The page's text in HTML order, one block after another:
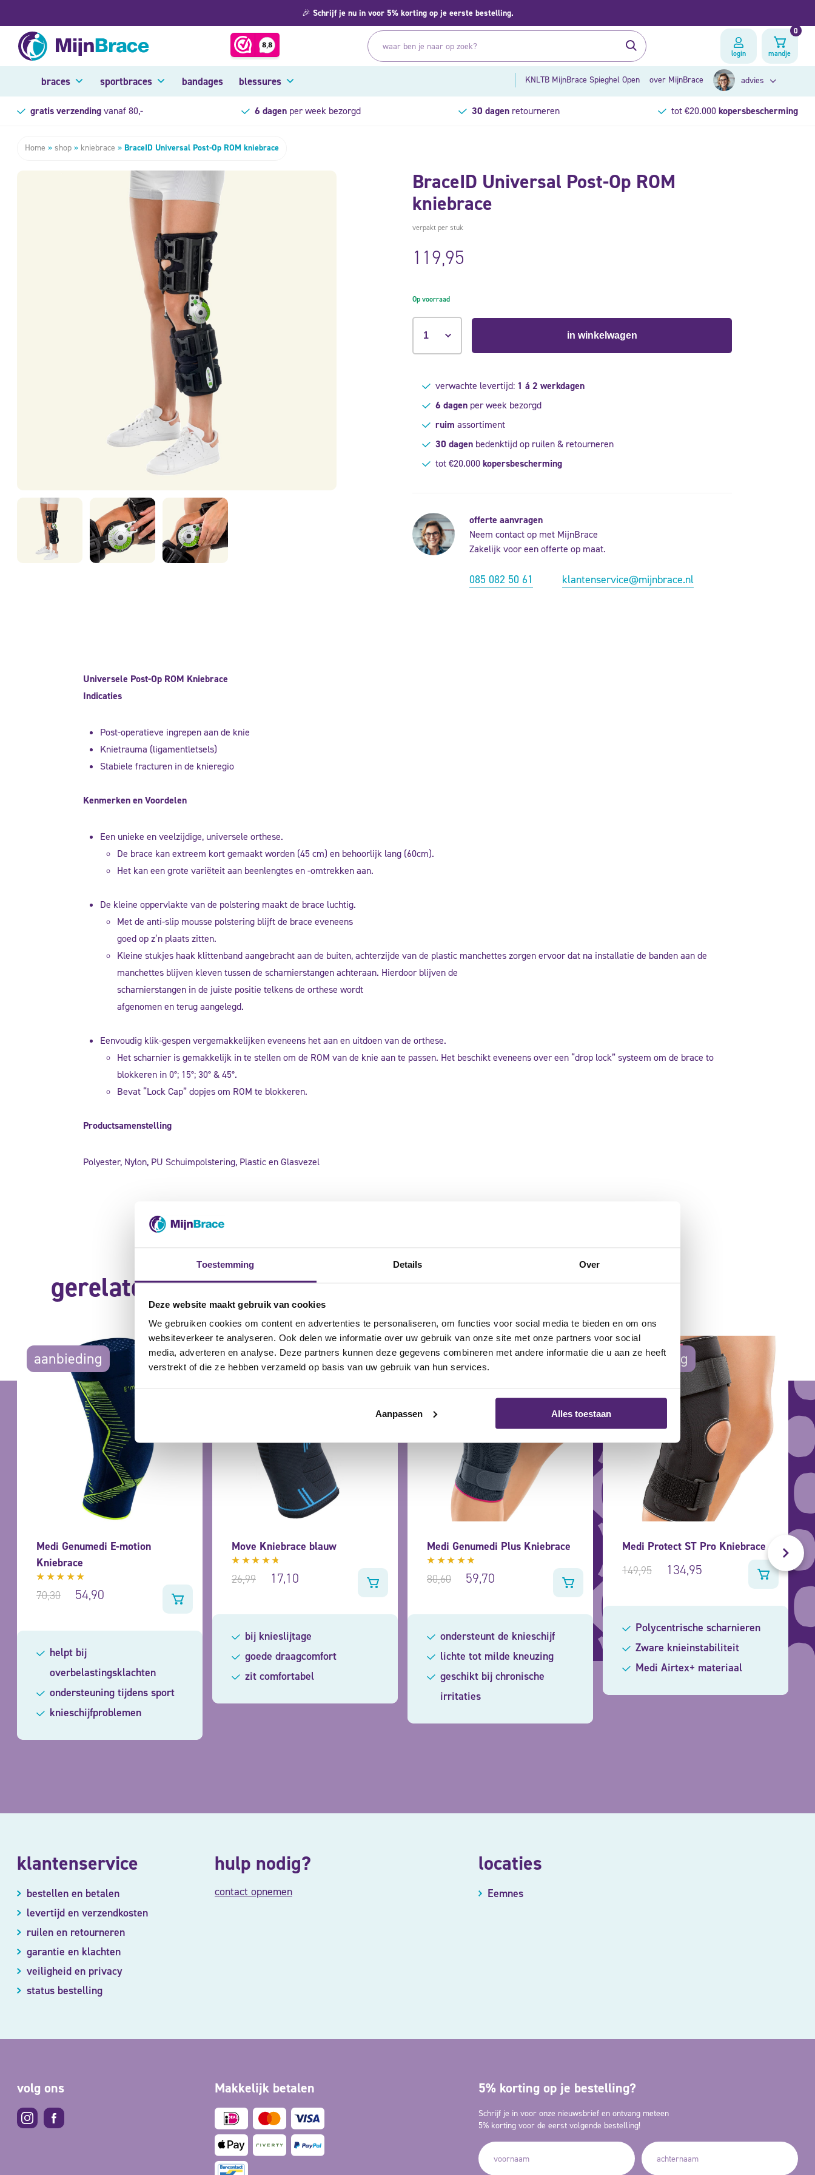
Toestemming Details Over
Deze website maakt gebruik van cookies
We gebruiken cookies om content en advertenties te personaliseren, om functies voor social media te bieden en om ons
websiteverkeer te analyseren. Ook delen we informatie over uw gebruik van onze site met onze partners voor social
media, adverteren en analyse. Deze partners kunnen deze gegevens combineren met andere informatie die u aan ze heeft
verstrekt of die ze hebben verzameld op basis van uw gebruik van hun services.
Aanpassen Alles toestaan
🎉 Schrijf je nu in voor 5% korting op je eerste bestelling.
login mandje
0
braces sportbraces bandages blessures KNLTB MijnBrace Spieghel Open over MijnBrace advies
gratis verzendingvanaf 80,- 6 dagenper week bezorgd 30 dagen retourneren tot €20.000kopersbescherming
Home » shop » kniebrace » BraceID Universal Post-Op ROM kniebrace
BraceID Universal Post-Op ROM
kniebrace
verpakt per stuk
119,95
Op voorraad
in winkelwagen
verwachte levertijd: 1 á 2 werkdagen
6 dagenper week bezorgd
ruim assortiment
30 dagenbedenktijd op ruilen & retourneren
tot €20.000kopersbescherming
offerte aanvragen
Neem contact op met MijnBrace
Zakelijk voor een offerte op maat.
085 082 50 61 klantenservice@mijnbrace.nl
Universele Post-Op ROM Kniebrace
Indicaties
Post-operatieve ingrepen aan de knie
Knietrauma (ligamentletsels)
Stabiele fracturen in de knieregio
Kenmerken en Voordelen
Een unieke en veelzijdige, universele orthese.
De brace kan extreem kort gemaakt worden (45 cm) en behoorlijk lang (60cm).
Het kan een grote variëteit aan beenlengtes en -omtrekken aan.
De kleine oppervlakte van de polstering maakt de brace luchtig.
Met de anti-slip mousse polstering blijft de brace eveneens
goed op z’n plaats zitten.
Kleine stukjes haak klittenband aangebracht aan de buiten, achterzijde van de plastic manchettes zorgen ervoor dat na installatie de banden aan de
manchettes blijven kleven tussen de scharnierstangen achteraan. Hierdoor blijven de
scharnierstangen in de juiste positie telkens de orthese wordt
afgenomen en terug aangelegd.
Eenvoudig klik-gespen vergemakkelijken eveneens het aan en uitdoen van de orthese.
Het scharnier is gemakkelijk in te stellen om de ROM van de knie aan te passen. Het beschikt eveneens over een “drop lock” systeem om de brace to
blokkeren in 0°; 15°; 30° & 45°.
Bevat “Lock Cap” dopjes om ROM te blokkeren.
Productsamenstelling
Polyester, Nylon, PU Schuimpolstering, Plastic en Glasvezel
gerelateerde producten
aanbieding
Medi Genumedi E-motion
Kniebrace
Gewaardeerd
5.00 uit
70,30 54,90
helpt bij
overbelastingsklachten
ondersteuning tijdens sport
knieschijfproblemen
aanbieding
Move Kniebrace blauw
Gewaardeerd
4.50
26,99 17,10
bij knieslijtage
goede draagcomfort
zit comfortabel
aanbieding
Medi Genumedi Plus Kniebrace
Gewaardeerd
4.67 uit
80,60 59,70
ondersteunt de knieschijf
lichte tot milde kneuzing
geschikt bij chronische
irritaties
aanbieding
Medi Protect ST Pro Kniebrace
149,95
134,95
Polycentrische scharnieren
Zware knieinstabiliteit
Medi Airtex+ materiaal
klantenservice
bestellen en betalen
levertijd en verzendkosten
ruilen en retourneren
garantie en klachten
veiligheid en privacy
status bestelling
hulp nodig?
contact opnemen
locaties
Eemnes
volg ons Makkelijk betalen 5% korting op je bestelling?
Schrijf je in voor onze nieuwsbrief en ontvang meteen
5% korting voor de eerst volgende bestelling!